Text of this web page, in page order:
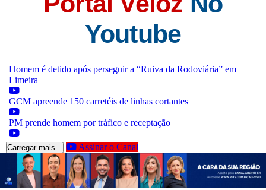
Youtube
Homem é detido após perseguir a “Ruiva da Rodoviária” em
Limeira
GCM apreende 150 carretéis de linhas cortantes
PM prende homem por tráfico e receptação
Carregar mais... Assinar o Canal